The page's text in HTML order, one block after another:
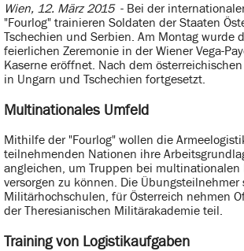
Wien, 12. März 2015 - Bei der
"Fourlog" trainieren Soldaten der Staaten
Tschechien und Serbien. Am Montag wurde
feierlichen Zeremonie in der Wiener Vega-
Kaserne eröffnet. Nach dem
in Ungarn und Tschechien fortgesetzt.
Multinationales Umfeld
Mithilfe der "Fourlog" wollen die
teilnehmenden Nationen ihre
angleichen, um Truppen bei multinationalen
versorgen zu können. Die
Militärhochschulen, für Österreich nehmen
der Theresianischen Militärakademie teil.
Training von Logistikaufgaben